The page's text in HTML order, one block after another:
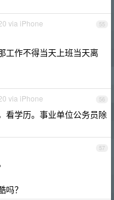
55
via iPhone
工作不得当天上班当天离
56
via iPhone
看学历。事业单位公务员除
57
吗？